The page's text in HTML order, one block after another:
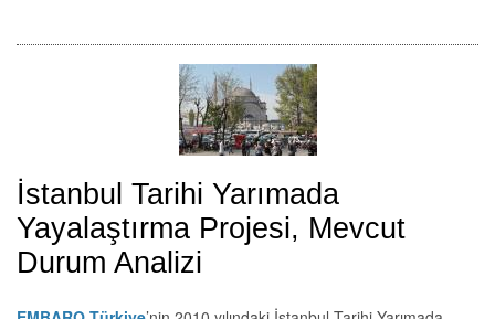
İstanbul Tarihi Yarımada
Yayalaştırma Projesi, Mevcut
Durum Analizi